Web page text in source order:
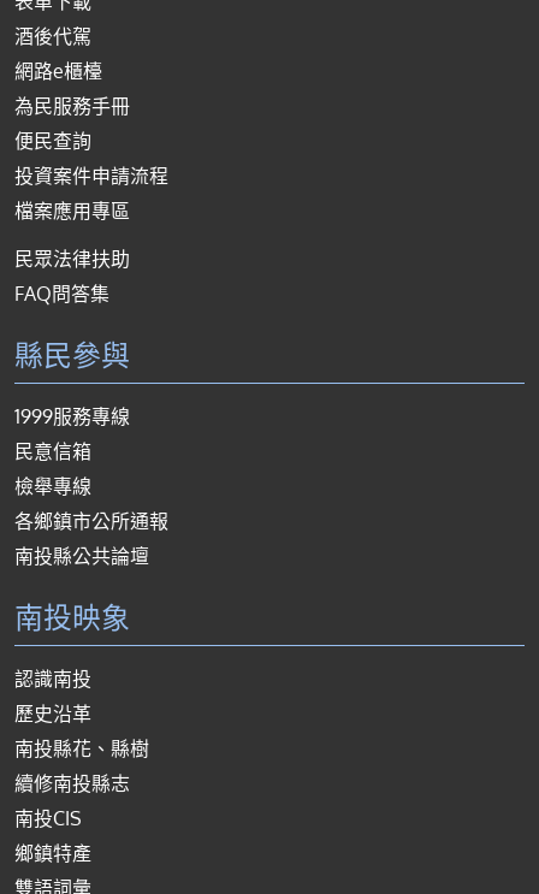
酒後代駕
網路e櫃檯
為民服務手冊
便民查詢
投資案件申請流程
檔案應用專區
民眾法律扶助
FAQ問答集
縣民參與
1999服務專線
民意信箱
檢舉專線
各鄉鎮市公所通報
南投縣公共論壇
南投映象
認識南投
歷史沿革
南投縣花、縣樹
續修南投縣志
南投CIS
鄉鎮特產
雙語詞彙